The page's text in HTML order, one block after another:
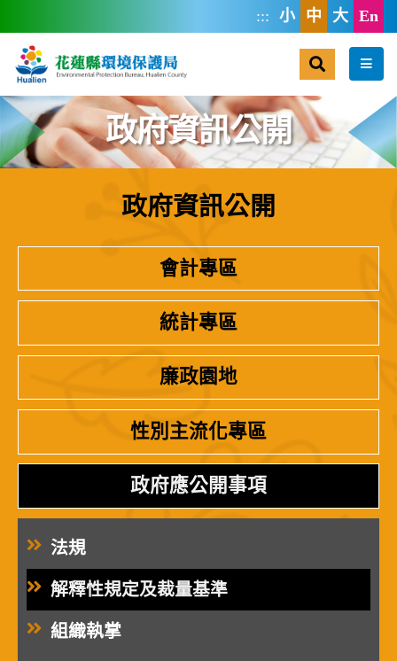
::: 小 中 大 En
選單
政府資訊公開
政府資訊公開
會計專區
統計專區
廉政園地
性別主流化專區
政府應公開事項
法規
解釋性規定及裁量基準
組織執掌